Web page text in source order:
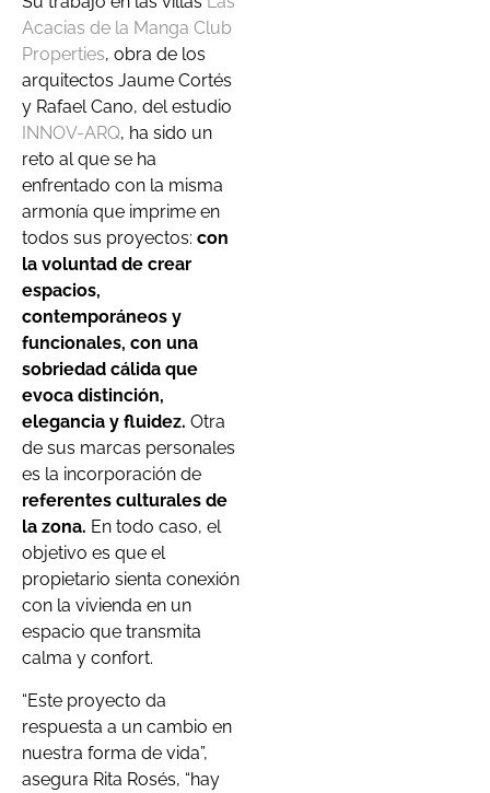
Acacias de la Manga Club
Properties, obra de los
arquitectos Jaume Cortés
y Rafael Cano, del estudio
INNOV-ARQ, ha sido un
reto al que se ha
enfrentado con la misma
armonía que imprime en
todos sus proyectos: con
la voluntad de crear
espacios,
contemporáneos y
funcionales, con una
sobriedad cálida que
evoca distinción,
elegancia y fluidez. Otra
de sus marcas personales
es la incorporación de
referentes culturales de
la zona. En todo caso, el
objetivo es que el
propietario sienta conexión
con la vivienda en un
espacio que transmita
calma y confort.
“Este proyecto da
respuesta a un cambio en
nuestra forma de vida”,
asegura Rita Rosés, “hay